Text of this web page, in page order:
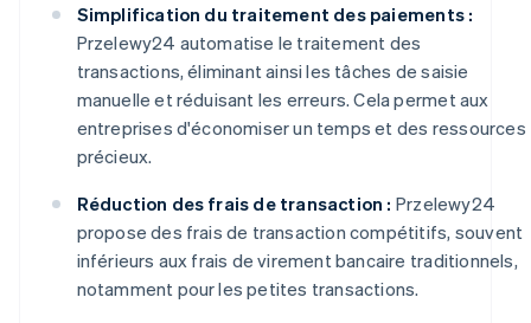
Simplification du traitement des paiements :
Przelewy24 automatise le traitement des
transactions, éliminant ainsi les tâches de saisie
manuelle et réduisant les erreurs. Cela permet aux
entreprises d'économiser un temps et des ressources
précieux.
Réduction des frais de transaction : Przelewy24
propose des frais de transaction compétitifs, souvent
inférieurs aux frais de virement bancaire traditionnels,
notamment pour les petites transactions.